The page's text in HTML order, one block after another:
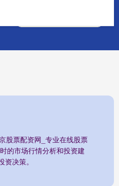
股票配资网_专业在线股票
的市场行情分析和投资建
决策。